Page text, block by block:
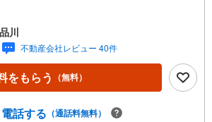
ずお伝えし、「納得して選ぶ」ためのサポー
ています。現地でしか分からないリアルな情
一緒に後悔しない住まい探しを進めていきま
はお気軽にご相談ください。【Yahoo！ 不動
ーン対象店舗】当店で物件を成約するとPayPay
イトがもらえる「Yahoo！ 不動産 物件ご成約キ
ボタンからお問い合わせください。※必ずYah
川
不動産会社レビュー 40件
をもらう （無料）
電話する （通話料無料）